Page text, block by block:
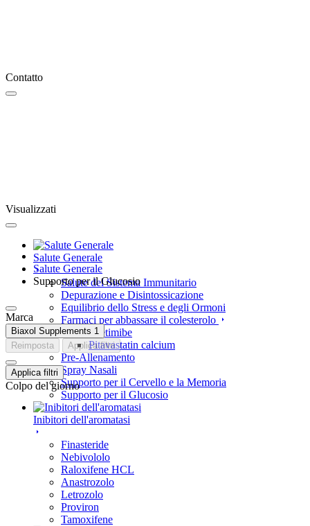
Contatto
Visualizzati
Salute Generale
Salute del Sistema Immunitario
Depurazione e Disintossicazione
Equilibrio dello Stress e degli Ormoni
Farmaci per abbassare il colesterolo
Ezetimibe
Pitavastatin calcium
Pre-Allenamento
Spray Nasali
Supporto per il Cervello e la Memoria
Supporto per il Glucosio
Inibitori dell'aromatasi
Finasteride
Nebivololo
Raloxifene HCL
Anastrozolo
Letrozolo
Proviron
Tamoxifene
Salute Generale
Supporto per il Glucosio
Marca
Biaxol Supplements 1
Reimposta
Applica filtri
Applica filtri
Colpo del giorno